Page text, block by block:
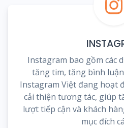
Instagram bao gồm các
tăng tim, tăng bình
Instagram Việt đang hoạt
cải thiện tương tác, giúp
lượt tiếp cận và khách
mục đích